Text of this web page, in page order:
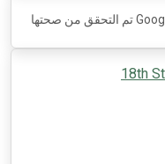
تم التحقق من صحتها
18th